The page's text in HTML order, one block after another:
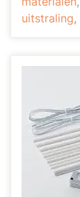
uitstraling,